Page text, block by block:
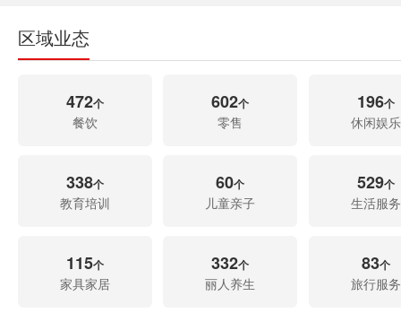
区域业态
472个
餐饮
602个
零售
196个
休闲娱乐
338个
教育培训
60个
儿童亲子
529个
生活服务
115个
家具家居
332个
丽人养生
83个
旅行服务